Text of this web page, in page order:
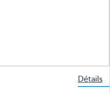
Détails